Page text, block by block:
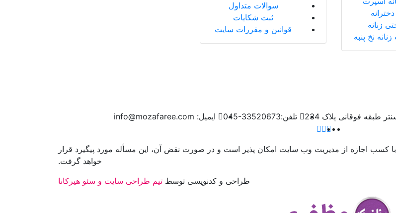
زنانه
نخ پنبه
سوالات متداول
ثبت شکایات
قوانین و مقررات سایت
طبقه فوقانی پلاک 234 تلفن:045-33520673 ایمیل:
کسب اجازه از مدیریت وب سایت امکان پذیر است و در صورت نقض آن، این مسأله مورد پیگیرد قرار
خواهد گرفت.
طراحی و کدنویسی توسط تیم طراحی سایت و سئو هیرکانا